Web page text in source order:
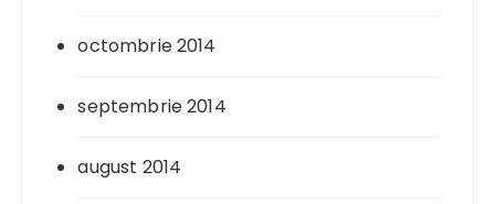
octombrie 2014
septembrie 2014
august 2014